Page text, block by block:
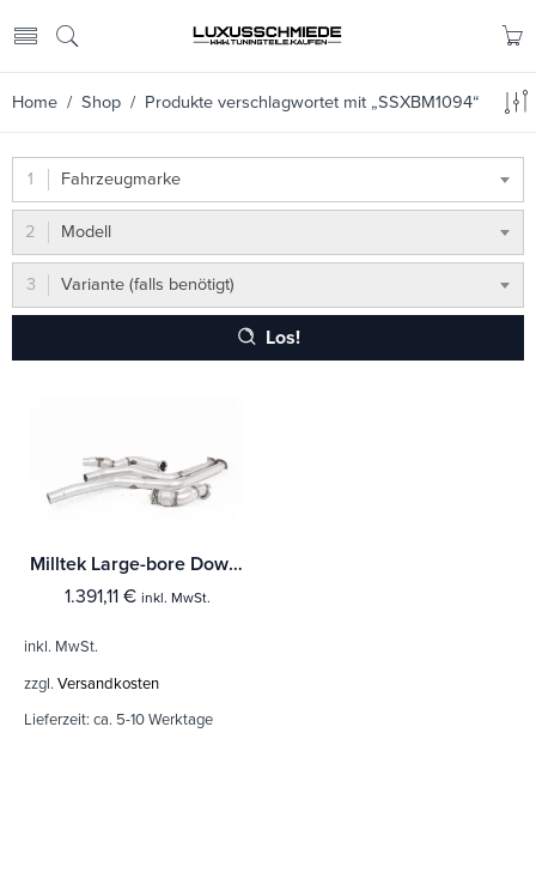
Home / Shop / Produkte verschlagwortet mit „SSXBM1094“
Fahrzeugmarke
Modell
Variante (falls benötigt)
Los!
Milltek Large-bore Downpipes und Cat Bypass Pipes BMW 2 Series M2 Competition Coupé (F87)
1.391,11 € inkl. MwSt.
inkl. MwSt.
zzgl. Versandkosten
Lieferzeit: ca. 5-10 Werktage